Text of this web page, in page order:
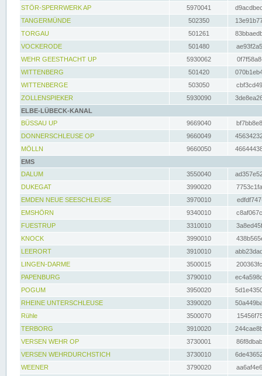
STÖR-SPERRWERK AP 5970041
TANGERMÜNDE
502350
TORGAU
501261
VOCKERODE
501480
WEHR GEESTHACHT UP
5930062
WITTENBERG
501420
WITTENBERGE
503050
ZOLLENSPIEKER
5930090
ELBE-LÜBECK-KANAL
BÜSSAU UP
9669040
DONNERSCHLEUSE OP
9660049
MÖLLN
9660050
EMS
DALUM
3550040
DUKEGAT
3990020
EMDEN NEUE SEESCHLEUSE
3970010
EMSHÖRN
9340010
FUESTRUP
3310010
KNOCK
3990010
LEERORT
3910010
LINGEN-DARME
3500015
PAPENBURG
3790010
POGUM
3950020
RHEINE UNTERSCHLEUSE
3390020
Rühle
3500070
TERBORG
3910020
VERSEN WEHR OP
3730001
VERSEN WEHRDURCHSTICH
3730010
WEENER
3790020